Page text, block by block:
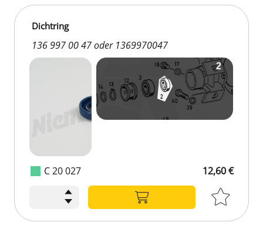
C 20 027
Dichtring
136 997 00 47 oder 1369970047
12,60 €